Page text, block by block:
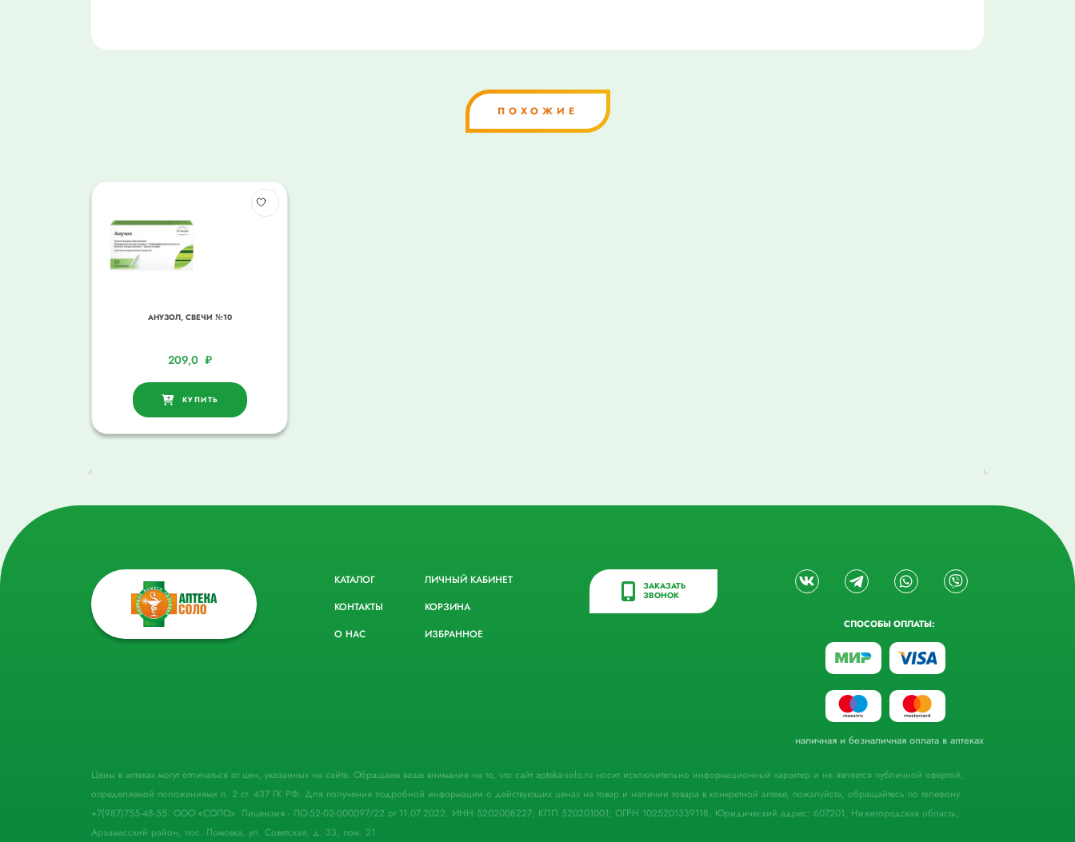
ПОХОЖИЕ
АНУЗОЛ, СВЕЧИ №10
209,0 ₽
КУПИТЬ
КАТАЛОГ
КОНТАКТЫ
О НАС
ЛИЧНЫЙ КАБИНЕТ
КОРЗИНА
ИЗБРАННОЕ
ЗАКАЗАТЬ
ЗВОНОК
СПОСОБЫ ОПЛАТЫ:
наличная и безналичная оплата в аптеках
Цены в аптеках могут отличаться от цен, указанных на сайте. Обращаем ваше внимание на то, что сайт apteka-solo.ru носит исключительно информационный характер и не является публичной офертой,
определяемой положениями п. 2 ст. 437 ГК РФ. Для получения подробной информации о действующих ценах на товар и наличии товара в конкретной аптеке, пожалуйста, обращайтесь по телефону
+7(987)755-48-55. ООО «СОЛО». Лицензия - ЛО-52-02-000097/22 от 11.07.2022. ИНН 5202008227; КПП 520201001; ОГРН 1025201339118. Юридический адрес: 607201, Нижегородская область,
Арзамасский район, пос. Ломовка, ул. Советская, д. 33, пом. 21.